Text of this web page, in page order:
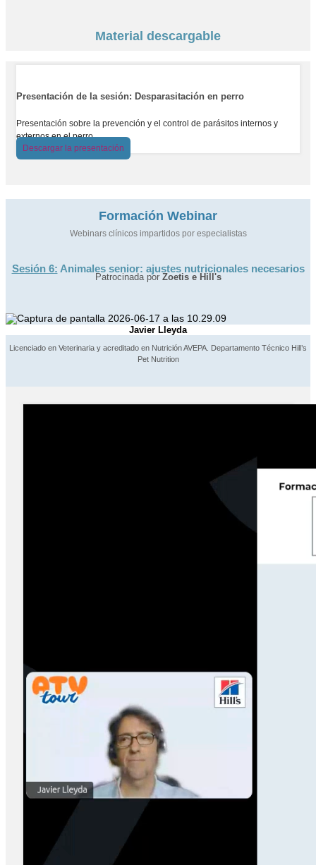
Material descargable
Presentación de la sesión: Desparasitación en perro
Presentación sobre la prevención y el control de parásitos internos y
externos en el perro.
Descargar la presentación
Formación Webinar
Webinars clínicos impartidos por especialistas
Sesión 6: Animales senior: ajustes nutricionales necesarios
Patrocinada por Zoetis e Hill's
Javier Lleyda
Licenciado en Veterinaria y acreditado en Nutrición AVEPA. Departamento Técnico Hill’s
Pet Nutrition